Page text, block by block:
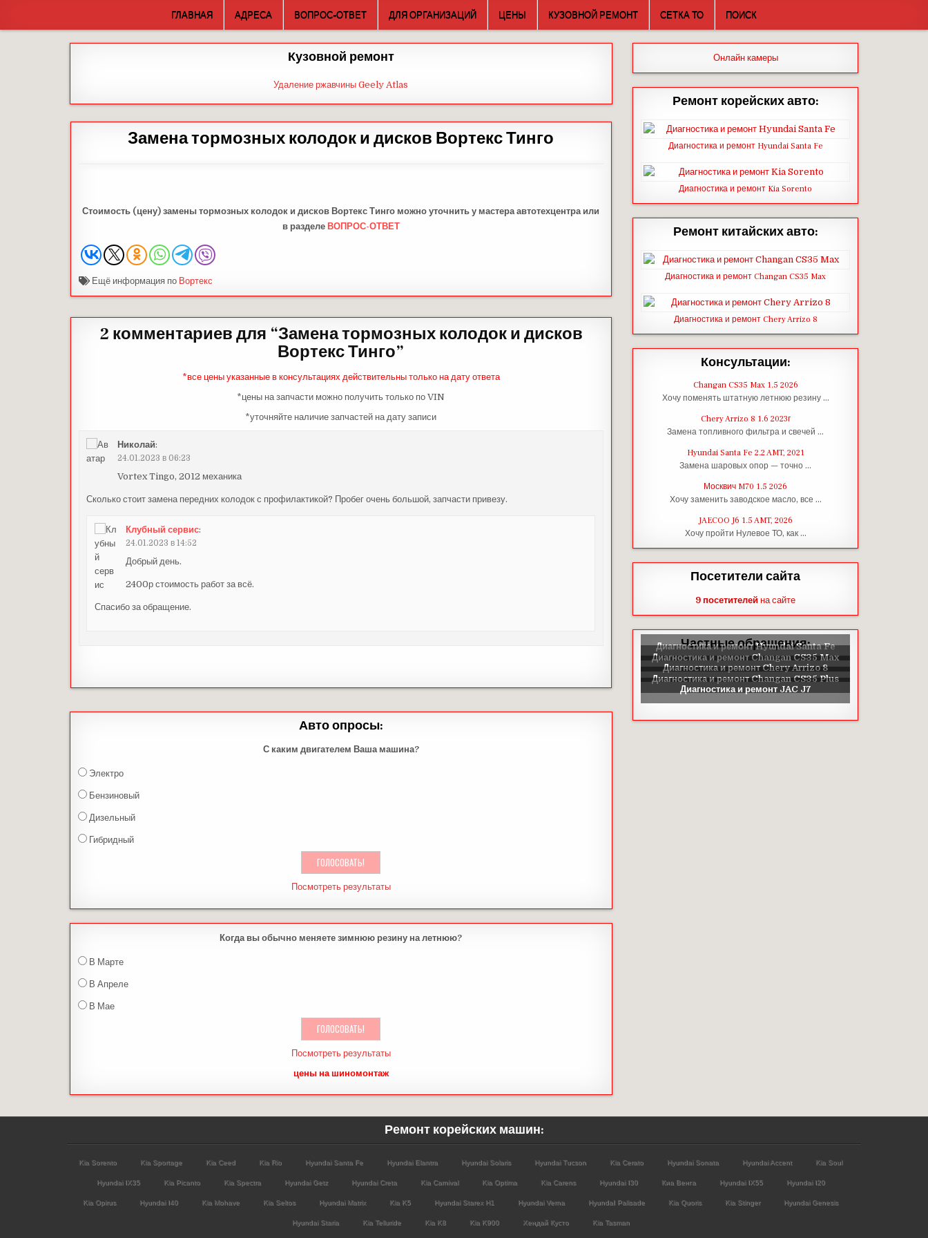
content
ГЛАВНАЯ АДРЕСА ВОПРОС-ОТВЕТ ДЛЯ ОРГАНИЗАЦИЙ ЦЕНЫ КУЗОВНОЙ РЕМОНТ СЕТКА ТО ПОИСК
Кузовной ремонт
Удаление ржавчины Geely Atlas
Замена тормозных колодок и дисков Вортекс Тинго
Стоимость (цену) замены тормозных колодок и дисков Вортекс Тинго можно уточнить у мастера автотехцентра или
в разделе ВОПРОС-ОТВЕТ
Ещё информация по Вортекс
2 комментариев для “Замена тормозных колодок и дисков
Вортекс Тинго”
*все цены указанные в консультациях действительны только на дату ответа
*цены на запчасти можно получить только по VIN
*уточняйте наличие запчастей на дату записи
Николай:
24.01.2023 в 06:23
Vortex Tingo, 2012 механика
Сколько стоит замена передних колодок с профилактикой? Пробег очень большой, запчасти привезу.
Клубный сервис:
24.01.2023 в 14:52
Добрый день.
2400р стоимость работ за всё.
Спасибо за обращение.
Авто опросы:
С каким двигателем Ваша машина?
Электро
Бензиновый
Дизельный
Гибридный
Посмотреть результаты
Когда вы обычно меняете зимнюю резину на летнюю?
В Марте
В Апреле
В Мае
Посмотреть результаты
цены на шиномонтаж
Онлайн камеры
Ремонт корейских авто:
Диагностика и ремонт Hyundai Santa Fe
Диагностика и ремонт Kia Sorento
Ремонт китайских авто:
Диагностика и ремонт Changan CS35 Max
Диагностика и ремонт Chery Arrizo 8
Консультации:
Changan CS35 Max 1.5 2026
Хочу поменять штатную летнюю резину …
Chery Arrizo 8 1.6 2023г
Замена топливного фильтра и свечей …
Hyundai Santa Fe 2.2 AMT, 2021
Замена шаровых опор — точно …
Москвич M70 1.5 2026
Хочу заменить заводское масло, все …
JAECOO J6 1.5 AMT, 2026
Хочу пройти Нулевое ТО, как …
Посетители сайта
9 посетителей на сайте
Частные обращения:
Ремонт корейских машин:
Kia Sorento Kia Sportage Kia Ceed Kia Rio Hyundai Santa Fe Hyundai Elantra Hyundai Solaris Hyundai Tucson Kia Cerato Hyundai Sonata Hyundai Accent Kia Soul
Hyundai IX35 Kia Picanto Kia Spectra Hyundai Getz Hyundai Creta Kia Carnival Kia Optima Kia Carens Hyundai I30 Киа Венга Hyundai IX55 Hyundai I20
Kia Opirus Hyundai I40 Kia Mohave Kia Seltos Hyundai Matrix Kia K5 Hyundai Starex H1 Hyundai Verna HyundaI Palisade Kia Quoris Kia Stinger Hyundai Genesis
Hyundai Staria Kia Telluride Kia K8 Kia K900 Хендай Кусто Kia Tasman